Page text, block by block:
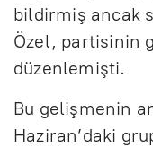
bildirmiş ancak
Özel, partisinin
düzenlemişti.
Bu gelişmenin
Haziran’daki